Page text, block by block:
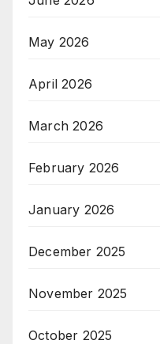
May 2026
April 2026
March 2026
February 2026
January 2026
December 2025
November 2025
October 2025